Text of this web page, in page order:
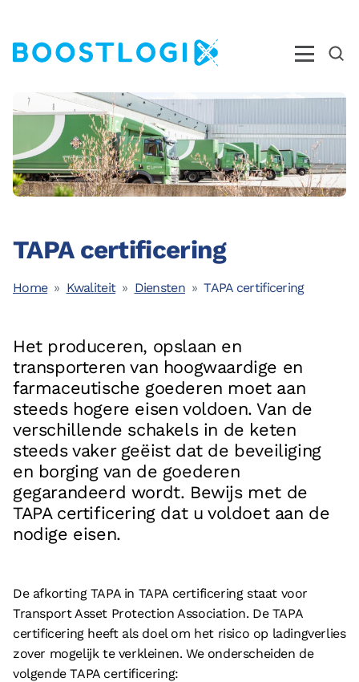
Operations
AI
Business Intelligence
Opleidingen
Nieuws
Ons Team
Vacatures
Referenties
Partners
Contact
Neem contact op met ons
+31 (0)85 070 5395
Volg ons op social media
facebook
linkedin
TAPA certificering
Home Kwaliteit Diensten TAPA certificering
Het produceren, opslaan en
transporteren van hoogwaardige en
farmaceutische goederen moet aan
steeds hogere eisen voldoen. Van de
verschillende schakels in de keten
steeds vaker geëist dat de beveiliging
en borging van de goederen
gegarandeerd wordt. Bewijs met de
TAPA certificering dat u voldoet aan de
nodige eisen.
De afkorting TAPA in TAPA certificering staat voor
Transport Asset Protection Association. De TAPA
certificering heeft als doel om het risico op ladingverlies
zover mogelijk te verkleinen. We onderscheiden de
volgende TAPA certificering: